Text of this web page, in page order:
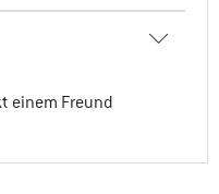
einem Freund